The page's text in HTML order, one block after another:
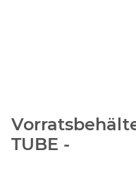
TUBE -